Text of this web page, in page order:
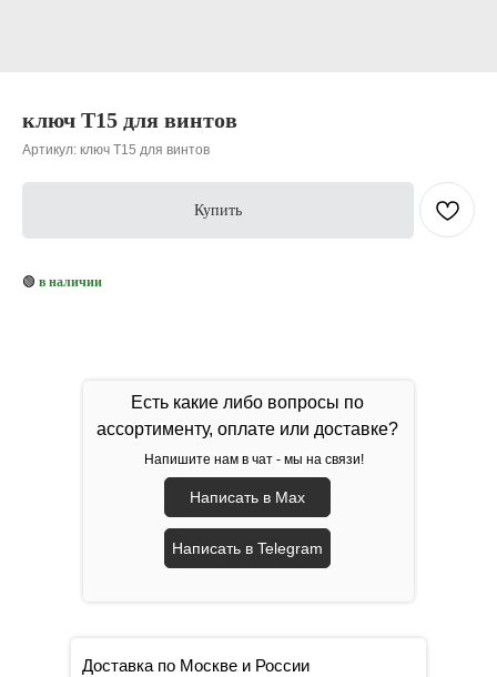
ключ T15 для винтов
Артикул: ключ T15 для винтов
Купить
🟢 в наличии
Есть какие либо вопросы по
ассортименту, оплате или доставке?
Напишите нам в чат - мы на связи!
Написать в Max
Написать в Telegram
Доставка по Москве и России